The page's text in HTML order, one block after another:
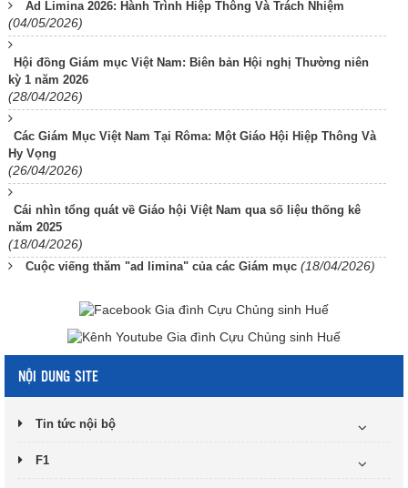
Ad Limina 2026: Hành Trình Hiệp Thông Và Trách Nhiệm
(04/05/2026)
Hội đồng Giám mục Việt Nam: Biên bản Hội nghị Thường niên
kỳ 1 năm 2026
(28/04/2026)
Các Giám Mục Việt Nam Tại Rôma: Một Giáo Hội Hiệp Thông Và
Hy Vọng
(26/04/2026)
Cái nhìn tổng quát về Giáo hội Việt Nam qua số liệu thống kê
năm 2025
(18/04/2026)
Cuộc viếng thăm "ad limina" của các Giám mục (18/04/2026)
NỘI DUNG SITE
Tin tức nội bộ
F1